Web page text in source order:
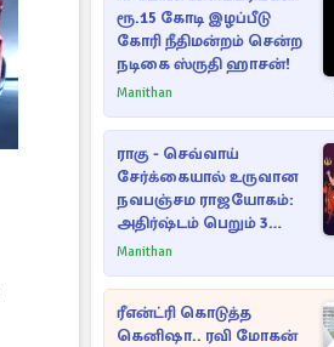
ரூ.15 கோடி இழப்பீடு
கோரி நீதிமன்றம் சென்ற
நடிகை ஸ்ருதி ஹாசன்!
Manithan
ராகு - செவ்வாய்
சேர்க்கையால் உருவான
நவபஞ்சம ராஜயோகம்:
அதிர்ஷ்டம் பெறும் 3
ராசிகள்!
Manithan
ரீஎன்ட்ரி கொடுத்த
கெனிஷா.. ரவி மோகன்